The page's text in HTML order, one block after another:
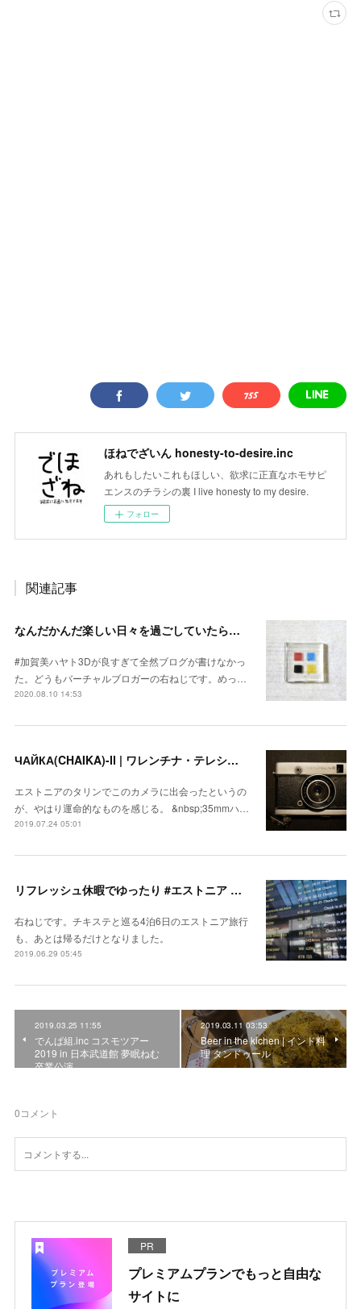
ほねでざいん honesty-to-desire.inc
あれもしたいこれもほしい、欲求に正直なホモサピ
エンスのチラシの裏 I live honesty to my desire.
フォロー
関連記事
なんだかんだ楽しい日々を過ごしていたらしい2020年2Q
#加賀美ハヤト3Dが良すぎて全然ブログが書けなかっ
た。どうもバーチャルブロガーの右ねじです。めっ…
2020.08.10 14:53
ЧАЙКА(CHAIKA)-Ⅱ | ワレンチナ・テレシコワ
エストニアのタリンでこのカメラに出会ったというの
が、やはり運命的なものを感じる。 &nbsp;35mmハ…
2019.07.24 05:01
リフレッシュ休暇でゆったり #エストニア 旅行 ~最終日 さよならエストニア、あと僕はマジで僕を信用するな編~
右ねじです。チキステと巡る4泊6日のエストニア旅行
も、あとは帰るだけとなりました。
2019.06.29 05:45
2019.03.25 11:55
でんぱ組.inc コスモツアー
2019 in 日本武道館 夢眠ねむ
卒業公演
2019.03.11 03:53
Beer in the kichen | インド料
理 タンドゥール
0コメント
PR
プレミアムプランでもっと自由な
サイトに